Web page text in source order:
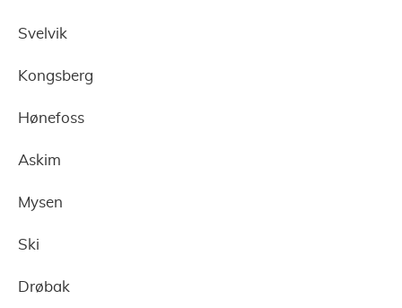
Svelvik
Kongsberg
Hønefoss
Askim
Mysen
Ski
Drøbak